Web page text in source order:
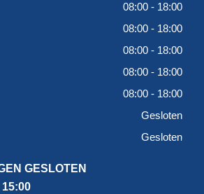
08:00 - 18:00
08:00 - 18:00
08:00 - 18:00
08:00 - 18:00
08:00 - 18:00
Gesloten
Gesloten
GESLOTEN